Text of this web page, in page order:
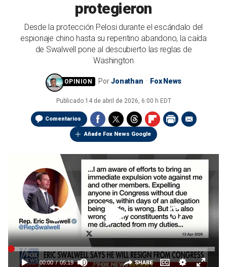
protegieron
Desde la protección Pelosi durante el escándalo del
espionaje chino hasta su repentino abandono, la caída
de Swalwell pone al descubierto las reglas de
Washington
PorJonathan Fox News
Publicado 14 de abril de 2026, 6:00 h EDT
Comentarios
Añade Fox News Google